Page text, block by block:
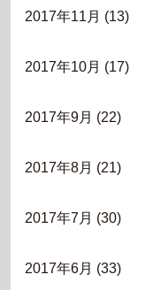
2017年11月 (13)
2017年10月 (17)
2017年9月 (22)
2017年8月 (21)
2017年7月 (30)
2017年6月 (33)